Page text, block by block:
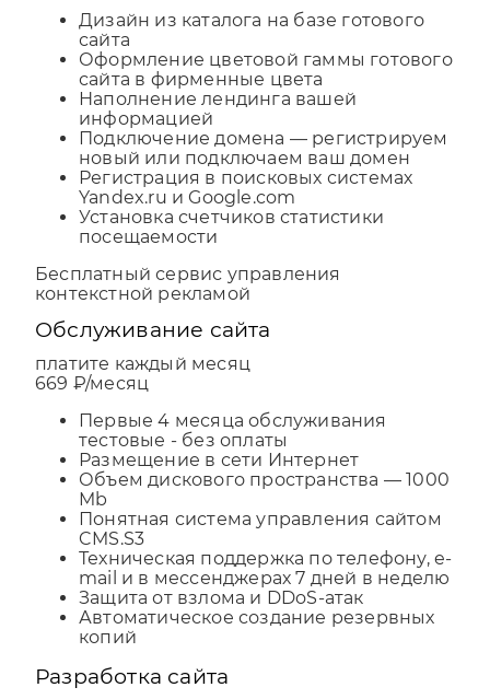
Дизайн из каталога на базе готового
сайта
Оформление цветовой гаммы готового
сайта в фирменные цвета
Наполнение лендинга вашей
информацией
Подключение домена — регистрируем
новый или подключаем ваш домен
Регистрация в поисковых системах
Yandex.ru и Google.com
Установка счетчиков статистики
посещаемости
Бесплатный сервис управления
контекстной рекламой
Обслуживание сайта
платите каждый месяц
669 ₽/месяц
Первые 4 месяца обслуживания
тестовые - без оплаты
Размещение в сети Интернет
Объем дискового пространства — 1000
Mb
Понятная система управления сайтом
CMS.S3
Техническая поддержка по телефону, e-
mail и в мессенджерах 7 дней в неделю
Защита от взлома и DDoS-атак
Автоматическое создание резервных
копий
Разработка сайта